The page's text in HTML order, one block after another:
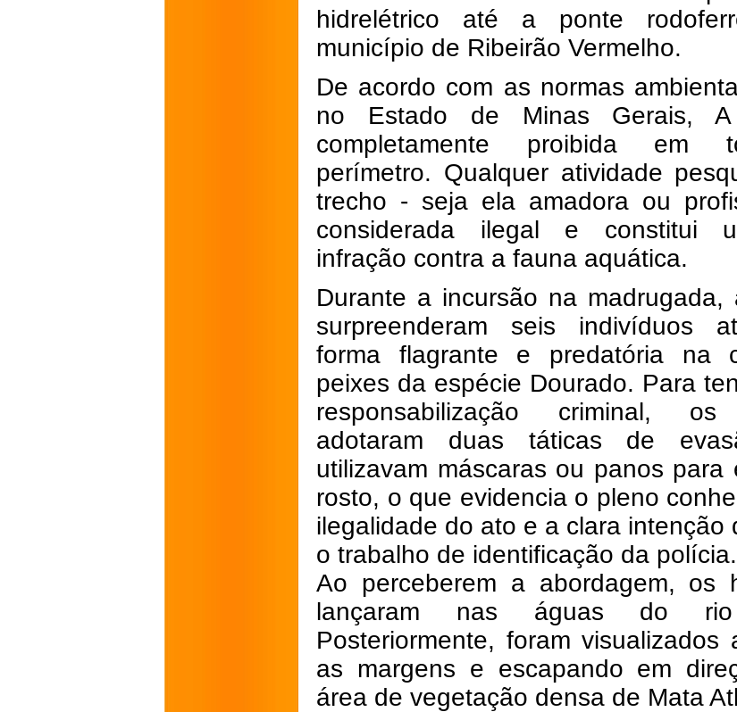
hidrelétrico até a ponte
município de Ribeirão Vermelho.
De acordo com as normas
no Estado de Minas Gerais,
completamente proibida em
perímetro. Qualquer atividade
trecho - seja ela amadora ou
considerada ilegal e constitui
infração contra a fauna aquática.
Durante a incursão na madrugada,
surpreenderam seis indivíduos
forma flagrante e predatória na
peixes da espécie Dourado. Para
responsabilização criminal, os
adotaram duas táticas de
utilizavam máscaras ou panos para
rosto, o que evidencia o pleno
ilegalidade do ato e a clara intenção
o trabalho de identificação da polícia.
Ao perceberem a abordagem, os
lançaram nas águas do rio
Posteriormente, foram visualizados
as margens e escapando em
área de vegetação densa de Mata